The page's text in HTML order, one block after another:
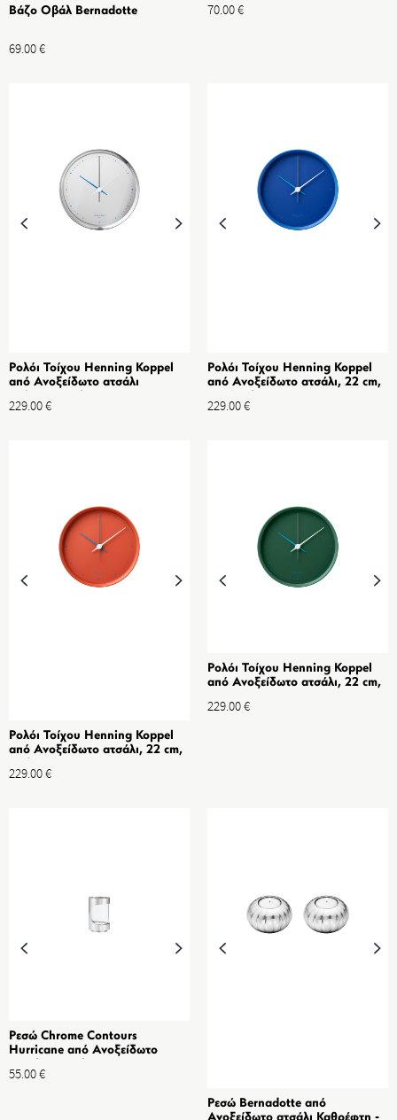
Βάζο Οβάλ Bernadotte
69.00€
70.00€
Ρολόι Τοίχου Henning Koppel
από Ανοξείδωτο ατσάλι
229.00€
Ρολόι Τοίχου Henning Koppel
από Ανοξείδωτο ατσάλι, 22 cm,
229.00€
Ρολόι Τοίχου Henning Koppel
από Ανοξείδωτο ατσάλι, 22 cm,
229.00€
Ρολόι Τοίχου Henning Koppel
από Ανοξείδωτο ατσάλι, 22 cm,
229.00€
Ρεσώ Chrome Contours
Hurricane από Ανοξείδωτο
55.00€
Ρεσώ Bernadotte από